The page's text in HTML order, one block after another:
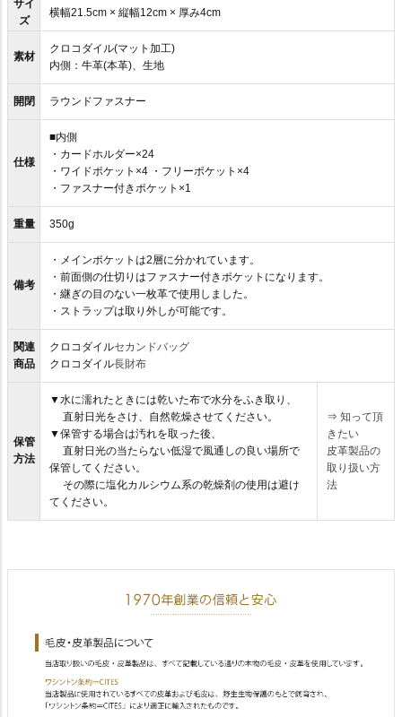
サイ
ズ
横幅21.5cm × 縦幅12cm × 厚み4cm
素材
クロコダイル(マット加工)
内側：牛革(本革)、生地
開閉 ラウンドファスナー
仕様
■内側
・カードホルダー×24
・ワイドポケット×4 ・フリーポケット×4
・ファスナー付きポケット×1
重量 350g
備考
・メインポケットは2層に分かれています。
・前面側の仕切りはファスナー付きポケットになります。
・継ぎの目のない一枚革で使用しました。
・ストラップは取り外しが可能です。
関連
商品
クロコダイルセカンドバッグ
クロコダイル長財布
保管
方法
▼水に濡れたときには乾いた布で水分をふき取り、
直射日光をさけ、自然乾燥させてください。
▼保管する場合は汚れを取った後、
直射日光の当たらない低湿で風通しの良い場所で
保管してください。
その際に塩化カルシウム系の乾燥剤の使用は避け
てください。
⇒ 知って頂
きたい
皮革製品の
取り扱い方
法